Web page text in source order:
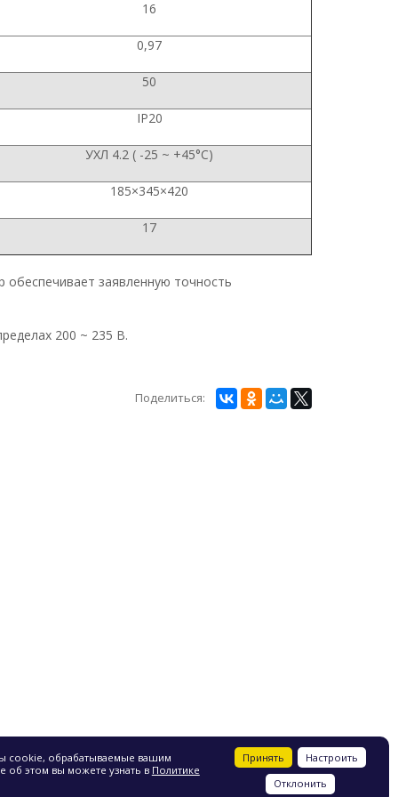
16
0,97
50
IP20
УХЛ 4.2 ( -25 ~ +45°С)
185×345×420
17
заявленную точность
200 ~ 235 В.
Поделиться:
cookie, обрабатываемые вашим
об этом вы можете узнать в Политике
Принять
Настроить
Отклонить